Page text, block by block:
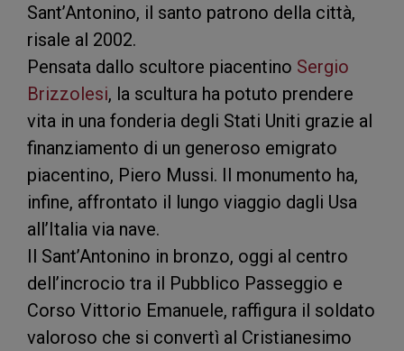
Sant’Antonino, il santo patrono della città,
risale al 2002.
Pensata dallo scultore piacentino Sergio
Brizzolesi, la scultura ha potuto prendere
vita in una fonderia degli Stati Uniti grazie al
finanziamento di un generoso emigrato
piacentino, Piero Mussi. Il monumento ha,
infine, affrontato il lungo viaggio dagli Usa
all’Italia via nave.
Il Sant’Antonino in bronzo, oggi al centro
dell’incrocio tra il Pubblico Passeggio e
Corso Vittorio Emanuele, raffigura il soldato
valoroso che si convertì al Cristianesimo